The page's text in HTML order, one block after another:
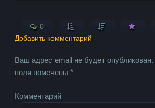
0
Добавить комментарий
Ваш адрес email не будет опубликован.
поля помечены*
Комментарий